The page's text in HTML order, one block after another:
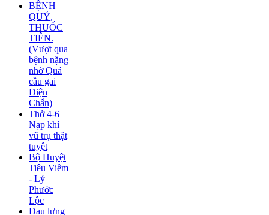
BỆNH
QUỶ,
THUỐC
TIÊN.
(Vượt qua
bệnh nặng
nhờ Quả
cầu gai
Diện
Chẩn)
Thở 4-6
Nạp khí
vũ trụ thật
tuyệt
Bộ Huyệt
Tiêu Viêm
- Lý
Phước
Lộc
Đau lưng